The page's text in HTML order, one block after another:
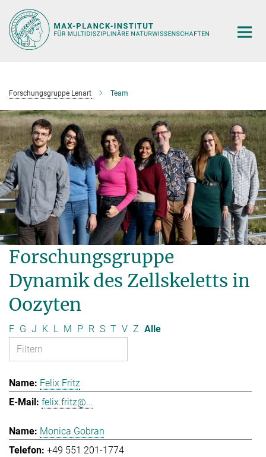
Hauptinhalt
Forschungsgruppe Lenart Team
Forschungsgruppe
Dynamik des Zellskeletts in
Oozyten
F G J K L M P R S T V Z Alle
Felix Fritz
felix.fritz@...
Monica Gobran
+49 551 201-1774